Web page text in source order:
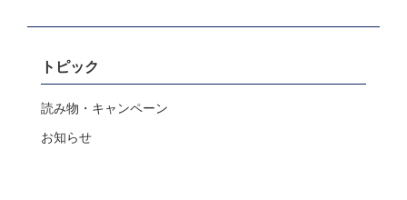
トピック
読み物・キャンペーン
お知らせ